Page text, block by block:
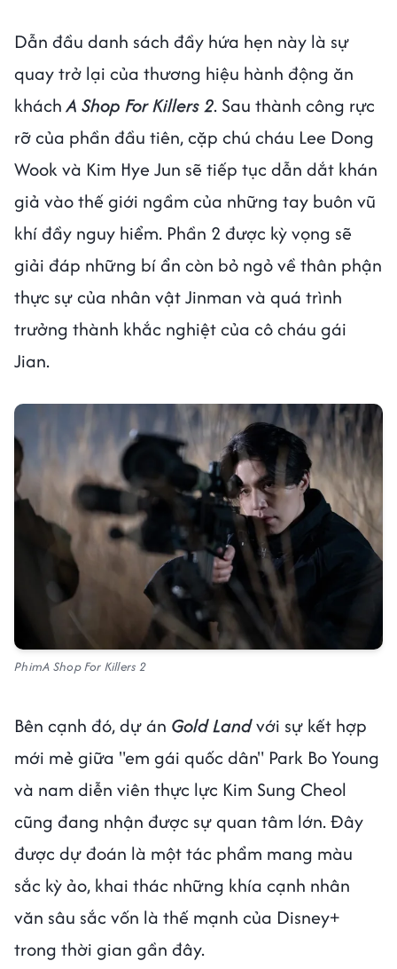
Dẫn đầu danh sách đầy hứa hẹn này là sự
quay trở lại của thương hiệu hành động ăn
kháchA Shop For Killers 2. Sau thành công rực
rỡ của phần đầu tiên, cặp chú cháu Lee Dong
Wook và Kim Hye Jun sẽ tiếp tục dẫn dắt khán
giả vào thế giới ngầm của những tay buôn vũ
khí đầy nguy hiểm. Phần 2 được kỳ vọng sẽ
giải đáp những bí ẩn còn bỏ ngỏ về thân phận
thực sự của nhân vật Jinman và quá trình
trưởng thành khắc nghiệt của cô cháu gái
Jian.
PhimA Shop For Killers 2
Bên cạnh đó, dự án Gold Landvới sự kết hợp
mới mẻ giữa "em gái quốc dân" Park Bo Young
và nam diễn viên thực lực Kim Sung Cheol
cũng đang nhận được sự quan tâm lớn. Đây
được dự đoán là một tác phẩm mang màu
sắc kỳ ảo, khai thác những khía cạnh nhân
văn sâu sắc vốn là thế mạnh của Disney+
trong thời gian gần đây.